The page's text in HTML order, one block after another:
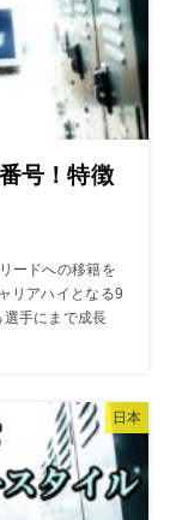
号！特徴
ードへの移籍を
リアハイとなる9
手にまで成長
日本